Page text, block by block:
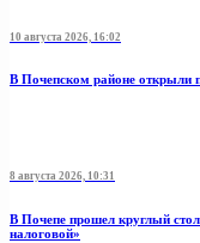
10 августа 2026, 16:02
В Почепском районе открыли
8 августа 2026, 10:31
В Почепе прошел круглый
налоговой»